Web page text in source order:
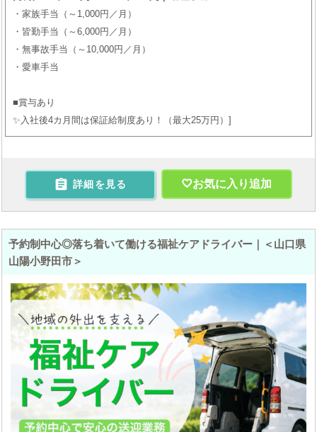
・家族手当（～1,000円／月）
・皆勤手当（～6,000円／月）
・無事故手当（～10,000円／月）
・愛車手当
■賞与あり
✨入社後4カ月間は保証給制度あり！（最大25万円）
 詳細を見る お気に入り追加
予約制中心◎落ち着いて働ける福祉ケアドライバー｜＜山口県
山陽小野田市＞